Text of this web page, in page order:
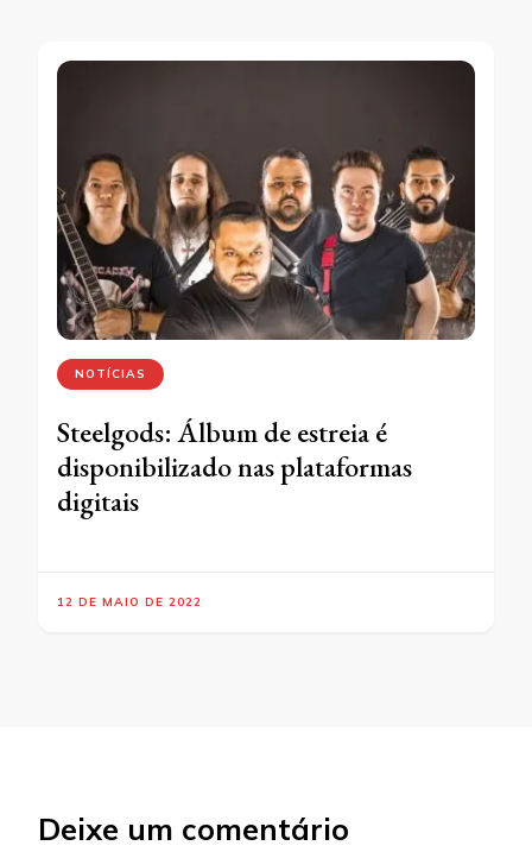
NOTÍCIAS
Steelgods: Álbum de estreia é
disponibilizado nas plataformas
digitais
12 DE MAIO DE 2022
Deixe um comentário